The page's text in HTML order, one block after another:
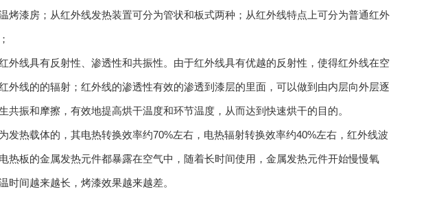
烤漆房；从红外线发热装置可分为管状和板式两种；从红外线特点上可分为普通红外
外线具有反射性、渗透性和共振性。由于红外线具有优越的反射性，使得红外线在空
外线的的辐射；红外线的渗透性有效的渗透到漆层的里面，可以做到由内层向外层逐
振和摩擦，有效地提高烘干温度和环节温度，从而达到快速烘干的目的。
发热载体的，其电热转换效率约70%左右，电热辐射转换效率约40%左右，红外线波
热板的金属发热元件都暴露在空气中，随着长时间使用，金属发热元件开始慢慢氧
间越来越长，烤漆效果越来越差。